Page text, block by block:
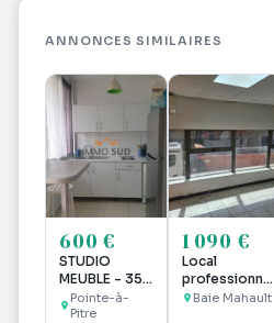
ANNONCES SIMILAIRES
600 €
STUDIO
MEUBLE - 35
m2 POINTE A
PITRE
Pointe-à-
Pitre
1 090 €
Local
professionnel
à louer Jarry
Baie Mahault